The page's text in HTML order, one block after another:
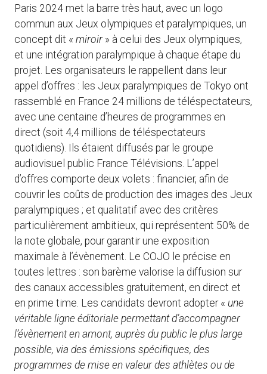
Paris 2024 met la barre très haut, avec un logo
commun aux Jeux olympiques et paralympiques, un
concept dit « miroir» à celui des Jeux olympiques,
et une intégration paralympique à chaque étape du
projet. Les organisateurs le rappellent dans leur
appel d’offres : les Jeux paralympiques de Tokyo ont
rassemblé en France 24 millions de téléspectateurs,
avec une centaine d’heures de programmes en
direct (soit 4,4 millions de téléspectateurs
quotidiens). Ils étaient diffusés par le groupe
audiovisuel public France Télévisions. L’appel
d’offres comporte deux volets : financier, afin de
couvrir les coûts de production des images des Jeux
paralympiques ; et qualitatif avec des critères
particulièrement ambitieux, qui représentent 50% de
la note globale, pour garantir une exposition
maximale à l’évènement. Le COJO le précise en
toutes lettres : son barème valorise la diffusion sur
des canaux accessibles gratuitement, en direct et
en prime time. Les candidats devront adopter « une
véritable ligne éditoriale permettant d’accompagner
l’évènement en amont, auprès du public le plus large
possible, via des émissions spécifiques, des
programmes de mise en valeur des athlètes ou de